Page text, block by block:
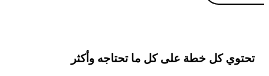
تحتوي كل خطة على كل ما تحتاجه وأكثر